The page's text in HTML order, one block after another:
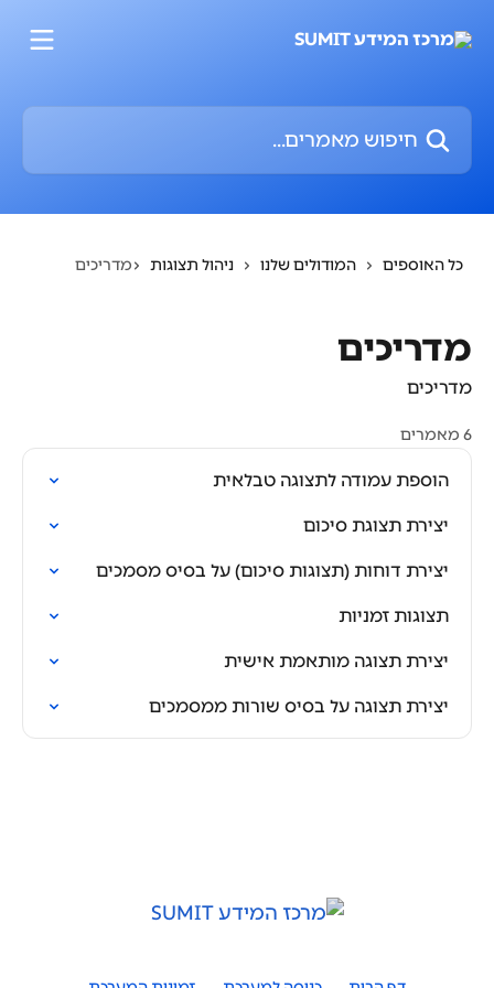
חיפוש מאמרים...
כל האוספים המודולים שלנו ניהול תצוגות מדריכים
מדריכים
מדריכים
6 מאמרים
הוספת עמודה לתצוגה טבלאית
יצירת תצוגת סיכום
יצירת דוחות (תצוגות סיכום) על בסיס מסמכים
תצוגות זמניות
יצירת תצוגה מותאמת אישית
יצירת תצוגה על בסיס שורות ממסמכים